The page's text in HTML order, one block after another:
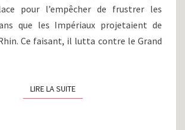
pour l’empêcher de frustrer les
que les Impériaux projetaient de
Ce faisant, il lutta contre le Grand
LIRE LA SUITELIRE LA SUITE